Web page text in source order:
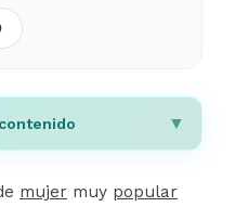
mujer muy popular